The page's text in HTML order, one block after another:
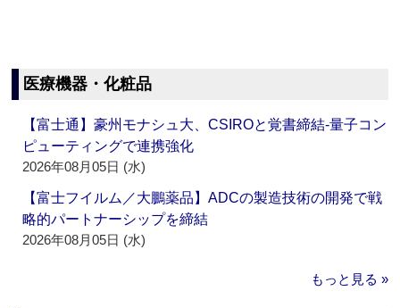
医療機器・化粧品
【富士通】豪州モナシュ大、CSIROと覚書締結‐量子コン
ピューティングで連携強化
2026年08月05日 (水)
【富士フイルム／大鵬薬品】ADCの製造技術の開発で戦
略的パートナーシップを締結
2026年08月05日 (水)
もっと見る »